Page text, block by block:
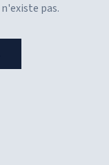
n'existe pas.